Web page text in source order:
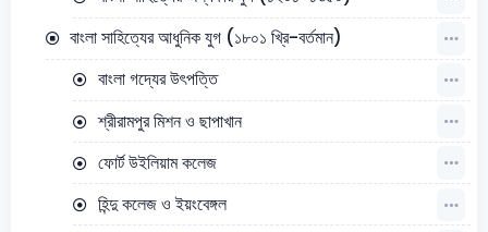
বাংলা সাহিত্যের আধুনিক যুগ (১৮০১ খ্রি-বর্তমান)
বাংলা গদ্যের উৎপত্তি
শ্রীরামপুর মিশন ও ছাপাখান
ফোর্ট উইলিয়াম কলেজ
হিন্দু কলেজ ও ইয়ংবেঙ্গল